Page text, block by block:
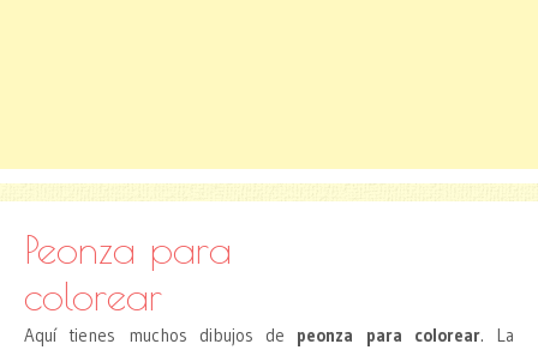
Peonza para
colorear
Aquí tienes muchos dibujos de peonza para colorear. La